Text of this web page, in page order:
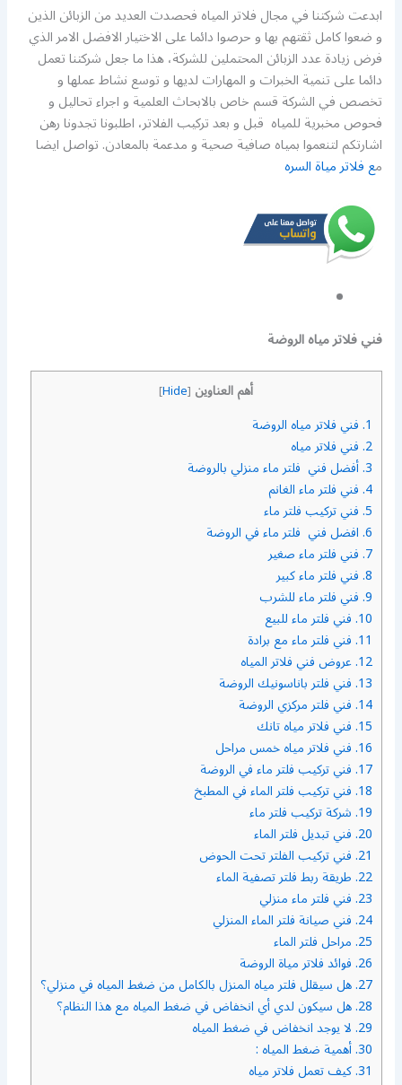
ابدعت شركتنا في مجال فلاتر المياه فحصدت العديد من الزبائن الذين
و ضعوا كامل ثقتهم بها و حرصوا دائما على الاختيار الافضل الامر الذي
فرض زيادة عدد الزبائن المحتملين للشركة، هذا ما جعل شركتنا تعمل
دائما على تنمية الخبرات و المهارات لديها و توسع نشاط عملها و
تخصص في الشركة قسم خاص بالابحاث العلمية و اجراء تحاليل و
فحوص مخبرية للمياه قبل و بعد تركيب الفلاتر، اطلبونا تجدونا رهن
اشارتكم لتنعموا بمياه صافية صحية و مدعمة بالمعادن. تواصل ايضا
مع فلاتر مياة السره
فني فلاتر مياه الروضة
أهم العناوين [
Hide
]
1. فني فلاتر مياه الروضة
2. فني فلاتر مياه
3. أفضل فني فلتر ماء منزلي بالروضة
4. فني فلتر ماء الغانم
5. فني تركيب فلتر ماء
6. افضل فني فلتر ماء في الروضة
7. فني فلتر ماء صغير
8. فني فلتر ماء كبير
9. فني فلتر ماء للشرب
10. فني فلتر ماء للبيع
11. فني فلتر ماء مع برادة
12. عروض فني فلاتر المياه
13. فني فلتر باناسونيك الروضة
14. فني فلتر مركزي الروضة
15. فني فلاتر مياه تانك
16. فني فلاتر مياه خمس مراحل
17. فني تركيب فلتر ماء في الروضة
18. فني تركيب فلتر الماء في المطبخ
19. شركة تركيب فلتر ماء
20. فني تبديل فلتر الماء
21. فني تركيب الفلتر تحت الحوض
22. طريقة ربط فلتر تصفية الماء
23. فني فلتر ماء منزلي
24. فني صيانة فلتر الماء المنزلي
25. مراحل فلتر الماء
26. فوائد فلاتر مياة الروضة
27. هل سيقلل فلتر مياه المنزل بالكامل من ضغط المياه في منزلي؟
28. هل سيكون لدي أي انخفاض في ضغط المياه مع هذا النظام؟
29. لا يوجد انخفاض في ضغط المياه
30. أهمية ضغط المياه :
31. كيف تعمل فلاتر مياه